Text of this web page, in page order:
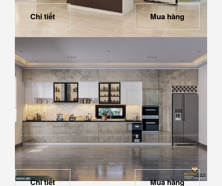
Tủ bếp gỗ Acrylic 6
Chi tiết Mua hàng
Chi tiết Mua hàng